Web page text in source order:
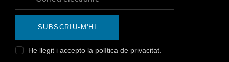
SUBSCRIU-M'HI
He llegit i accepto la política de privacitat